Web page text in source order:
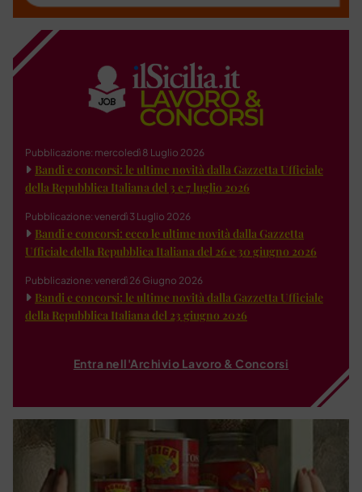
Pubblicazione: mercoledì 8 Luglio 2026
Bandi e concorsi: le ultime novità dalla Gazzetta Ufficiale
della Repubblica Italiana del 3 e 7 luglio 2026
Pubblicazione: venerdì 3 Luglio 2026
Bandi e concorsi: ecco le ultime novità dalla Gazzetta
Ufficiale della Repubblica Italiana del 26 e 30 giugno 2026
Pubblicazione: venerdì 26 Giugno 2026
Bandi e concorsi: le ultime novità dalla Gazzetta Ufficiale
della Repubblica Italiana del 23 giugno 2026
Entra nell'Archivio Lavoro & Concorsi